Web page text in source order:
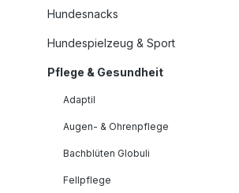
Hundesnacks
Hundespielzeug & Sport
Pflege & Gesundheit
Adaptil
Augen- & Ohrenpflege
Bachblüten Globuli
Fellpflege